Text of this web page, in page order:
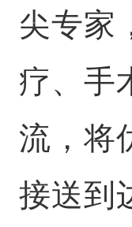
尖专家
疗、手
流，将
接送到